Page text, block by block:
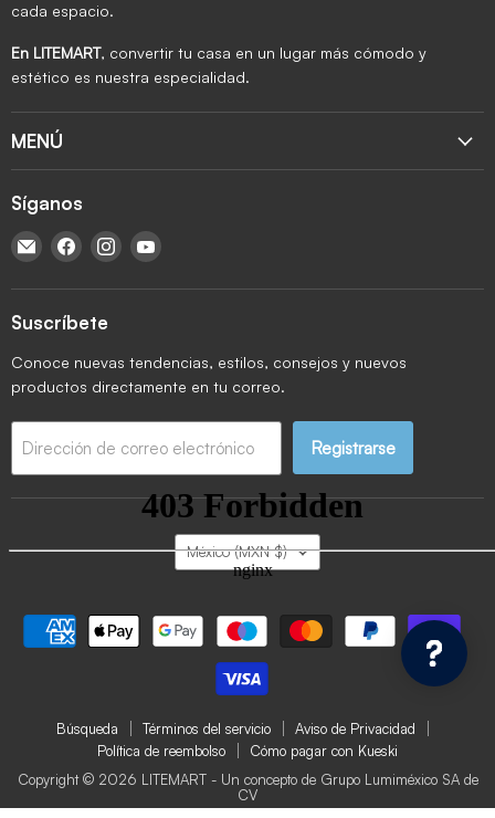
cada espacio.
En LITEMART, convertir tu casa en un lugar más cómodo y
estético es nuestra especialidad.
MENÚ
Síganos
Encuéntrenos en Correo electrónico
Encuéntrenos en Facebook
Encuéntrenos en Instagram
Suscríbete
Conoce nuevas tendencias, estilos, consejos y nuevos
productos directamente en tu correo.
Dirección de correo electrónico Registrarse
Búsqueda Términos del servicio
Aviso de Privacidad
Política de reembolso
Cómo pagar con Kueski
Copyright © 2026 LITEMART - Un concepto de Grupo Lumiméxico SA de
CV
País
México (MXN $)